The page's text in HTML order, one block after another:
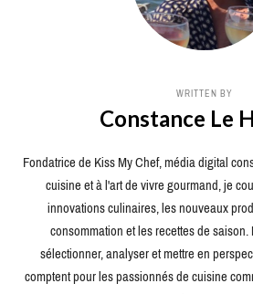
WRITTEN BY
Constance Le
Fondatrice de Kiss My Chef, média digital
cuisine et à l'art de vivre gourmand, je
innovations culinaires, les nouveaux
consommation et les recettes de
sélectionner, analyser et mettre en
comptent pour les passionnés de cuisine